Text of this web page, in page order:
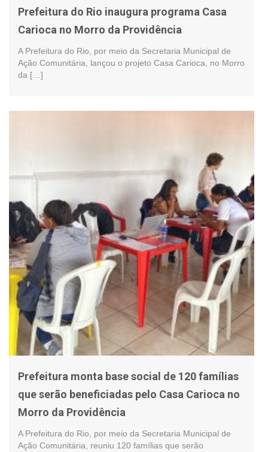
Prefeitura do Rio inaugura programa Casa
Carioca no Morro da Providência
A Prefeitura do Rio, por meio da Secretaria Municipal de
Ação Comunitária, lançou o projeto Casa Carioca, no Morro
da […]
Prefeitura monta base social de 120 famílias
que serão beneficiadas pelo Casa Carioca no
Morro da Providência
A Prefeitura do Rio, por meio da Secretaria Municipal de
Ação Comunitária, reuniu 120 famílias que serão